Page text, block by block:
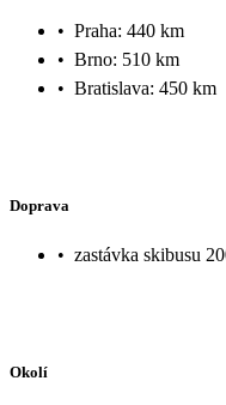
• Praha: 440 km
• Brno: 510 km
• Bratislava: 450 km
Doprava
• zastávka skibusu
Okolí